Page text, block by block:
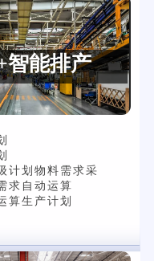
智能排产
计划物料需求采
求自动运算
算生产计划